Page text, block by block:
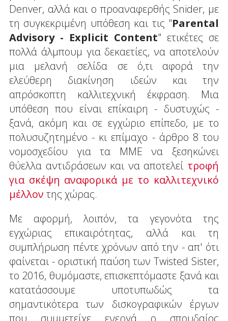
Denver, αλλά και ο προαναφερθής Snider, με
τη συγκεκριμένη υπόθεση και τις "Parental
Advisory- Explicit Content" ετικέτες σε
πολλά άλμπουμ για δεκαετίες, να αποτελούν
μια μελανή σελίδα σε ό,τι αφορά την
ελεύθερη διακίνηση ιδεών και την
απρόσκοπτη καλλιτεχνική έκφραση. Μια
υπόθεση που είναι επίκαιρη - δυστυχώς -
ξανά, ακόμη και σε εγχώριο επίπεδο, με το
πολυσυζητημένο - κι επίμαχο - άρθρο 8 του
νομοσχεδίου για τα ΜΜΕ να ξεσηκώνει
θύελλα αντιδράσεων και να αποτελεί τροφή
για σκέψη αναφορικά με το καλλιτεχνικό
μέλλον της χώρας.
Με αφορμή, λοιπόν, τα γεγονότα της
εγχώριας επικαιρότητας, αλλά και τη
συμπλήρωση πέντε χρόνων από την - απ' ότι
φαίνεται - οριστική παύση των Twisted Sister,
το 2016, θυμόμαστε, επισκεπτόμαστε ξανά και
κατατάσσουμε υποτυπωδώς τα
σημαντικότερα των δισκογραφικών έργων
που συμμετείχε ενεργά ο σπουδαίος